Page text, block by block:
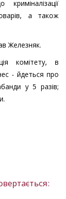
а також
Железняк.
комітету, в
- йдеться про
у 5 разів;